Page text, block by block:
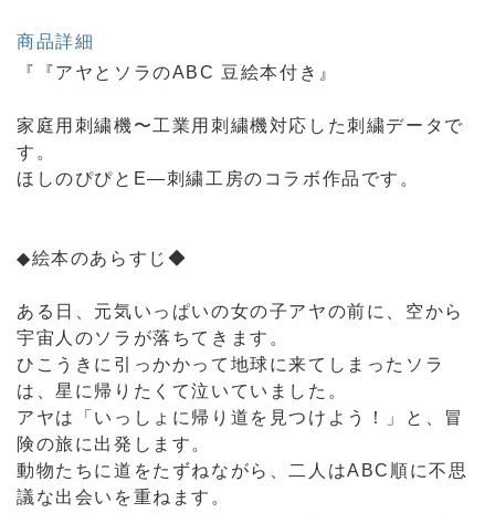
商品詳細
『『アヤとソラのABC 豆絵本付き』
家庭用刺繍機〜工業用刺繍機対応した刺繍データで
す。
ほしのぴぴとE―刺繍工房のコラボ作品です。
◆絵本のあらすじ◆
ある日、元気いっぱいの女の子アヤの前に、空から
宇宙人のソラが落ちてきます。
ひこうきに引っかかって地球に来てしまったソラ
は、星に帰りたくて泣いていました。
アヤは「いっしょに帰り道を見つけよう！」と、冒
険の旅に出発します。
動物たちに道をたずねながら、二人はABC順に不思
議な出会いを重ねます。